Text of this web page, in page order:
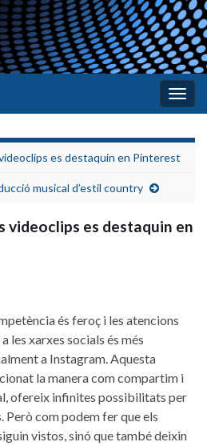
la
es destaquin en Pinterest
musical d’estil country
videoclips es destaquin en
és feroç ‍i les atencions​
⁢les xarxes socials és més
a‌ Instagram. Aquesta
la manera com compartim i⁣
ofereix⁤ infinites possibilitats ‍per
Però⁢ com podem​ fer que⁢ els
vistos, sinó que ⁣també deixin